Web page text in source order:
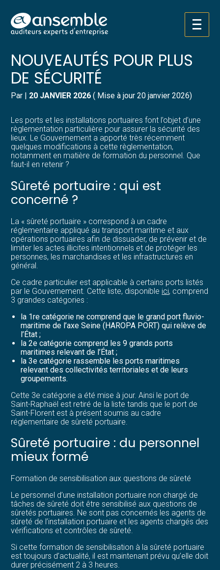
Aller
au
Créer et reprendre une activité
Gérer votre quotidien
Piloter votre entreprise
Développer votre entreprise
Construire votre patrimoine
Structurer votre croissance
électronique
Pilotez votre gestion
Suivre votre comptabilité
Gérer vos ressources humaines
Dématérialiser vos documents
SÛRETÉ PORTUAIRE : DES
NOUVEAUTÉS POUR PLUS
DE SÉCURITÉ
Par | 20 JANVIER 2026 ( Mise à jour 20 janvier 2026)
Les ports et les installations portuaires font l’objet d’une
règlementation particulière pour assurer la sécurité des
lieux. Le Gouvernement a apporté très récemment
quelques modifications à cette règlementation,
notamment en matière de formation du personnel. Que
faut-il en retenir ?
Sûreté portuaire : qui est
concerné ?
La « sûreté portuaire » correspond à un cadre
réglementaire appliqué au transport maritime et aux
opérations portuaires afin de dissuader, de prévenir et de
limiter les actes illicites intentionnels et de protéger les
personnes, les marchandises et les infrastructures en
général.
Ce cadre particulier est applicable à certains ports listés
par le Gouvernement. Cette liste, disponible ici, comprend
3 grandes catégories :
la 1re catégorie ne comprend que le grand port fluvio-
maritime de l’axe Seine (HAROPA PORT) qui relève de
l’État ;
la 2e catégorie comprend les 9 grands ports
maritimes relevant de l’État ;
la 3e catégorie rassemble les ports maritimes
relevant des collectivités territoriales et de leurs
groupements.
Cette 3e catégorie a été mise à jour. Ainsi le port de
Saint-Raphaël est retiré de la liste tandis que le port de
Saint-Florent est à présent soumis au cadre
réglementaire de sûreté portuaire.
Sûreté portuaire : du personnel
mieux formé
Formation de sensibilisation aux questions de sûreté
Le personnel d’une installation portuaire non chargé de
tâches de sûreté doit être sensibilisé aux questions de
sûretés portuaires. Ne sont pas concernés les agents de
sûreté de l’installation portuaire et les agents chargés des
vérifications et contrôles de sûreté.
Si cette formation de sensibilisation à la sûreté portuaire
est toujours d’actualité, il est maintenant prévu qu’elle doit
durer précisément 2 à 3 heures.